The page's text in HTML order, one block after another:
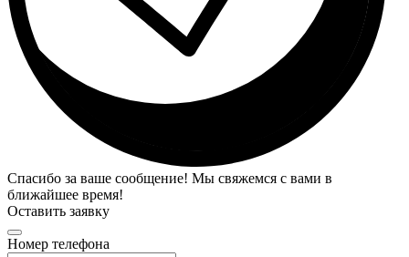
Спасибо за ваше сообщение! Мы свяжемся с вами в
ближайшее время!
Оставить заявку
Номер телефона